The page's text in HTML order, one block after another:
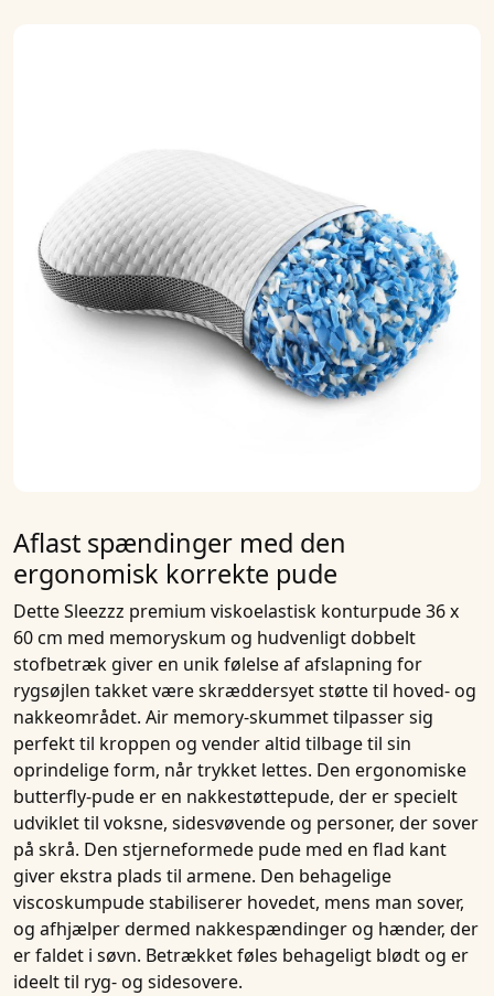
Aflast spændinger med den
ergonomisk korrekte pude
DetteSleezzz premium viskoelastisk konturpude 36 x
60 cm med memoryskum og hudvenligt dobbelt
stofbetræk giver en unik følelse af afslapning for
rygsøjlen takket være skræddersyet støtte til hoved- og
nakkeområdet. Air memory-skummettilpasser sig
perfekt til kroppen og vender altid tilbage til sin
oprindelige form, når trykket lettes. Den ergonomiske
butterfly-pudeer en nakkestøttepude, der er specielt
udviklet til voksne, sidesvøvendeog personer, dersover
på skrå. Den stjerneformede pude med en flad kant
giver ekstra plads til armene. Den behagelige
viscoskumpudestabiliserer hovedet, mens man sover,
og afhjælper dermed nakkespændingerog hænder, der
er faldet i søvn. Betrækket føles behageligt blødt og er
ideelt til ryg- og sidesovere.